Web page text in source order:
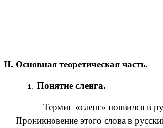
II. Основная теоретическая часть.
Понятие сленга.
Термин «сленг» появился в
Проникновение этого слова в